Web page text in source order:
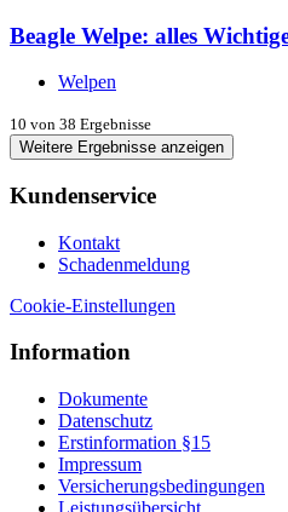
Beagle Welpe: alles
Welpen
10 von 38 Ergebnisse
Weitere Ergebnisse anzeigen
Kundenservice
Kontakt
Schadenmeldung
Cookie-Einstellungen
Information
Dokumente
Datenschutz
Erstinformation §15
Impressum
Versicherungsbedingungen